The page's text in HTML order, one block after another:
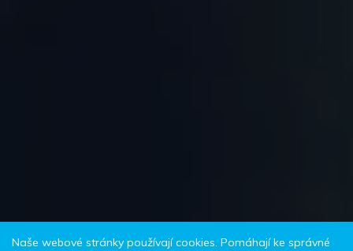
Naše webové stránky používají cookies. Pomáhají ke správné